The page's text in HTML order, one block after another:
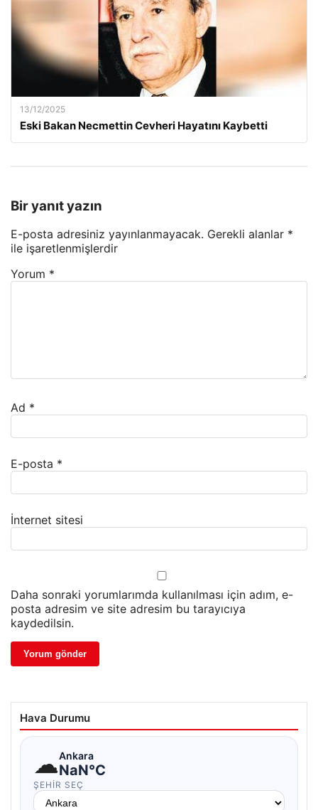
13/12/2025
Eski Bakan Necmettin Cevheri Hayatını Kaybetti
Bir yanıt yazın
E-posta adresiniz yayınlanmayacak. Gerekli alanlar *
ile işaretlenmişlerdir
Yorum *
Ad *
E-posta *
İnternet sitesi
Daha sonraki yorumlarımda kullanılması için adım, e-
posta adresim ve site adresim bu tarayıcıya
kaydedilsin.
Hava Durumu
☁Ankara
NaN°C
ŞEHIR SEÇ